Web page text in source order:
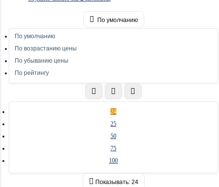
По умолчанию
По умолчанию
По возрастанию цены
По убыванию цены
По рейтингу
24
25
50
75
100
Показывать: 24